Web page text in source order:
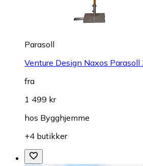
Parasoll
Venture Design Naxos Parasoll
fra
1 499 kr
hos Bygghjemme
+4 butikker